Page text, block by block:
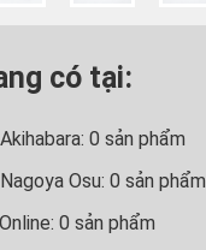
có tại:
0 sản phẩm
Osu: 0 sản phẩm
0 sản phẩm